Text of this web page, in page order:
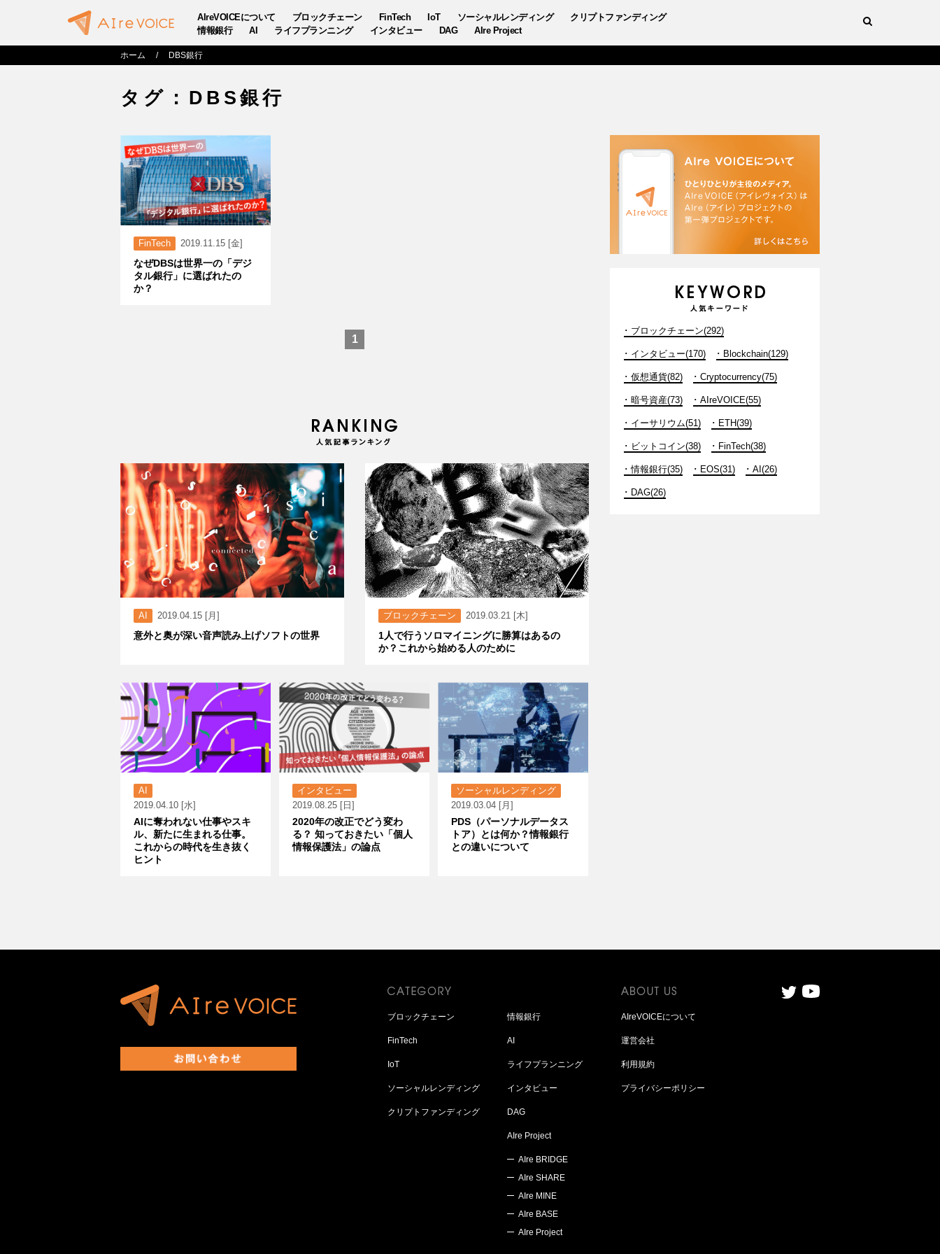
AIreVOICEについて ブロックチェーン FinTech IoT ソーシャルレンディング
クリプトファンディング
情報銀行
AI ライフプランニング インタビュー DAG AIre Project
ホーム DBS銀行
タグ：DBS銀行
FinTech 2019.11.15 [金]
なぜDBSは世界一の「デジ
タル銀行」に選ばれたの
か？
1
AI 2019.04.15 [月]
意外と奥が深い音声読み上げソフトの世界
ブロックチェーン 2019.03.21 [木]
1人で行うソロマイニングに勝算はあるの
か？これから始める人のために
AI
2019.04.10 [水]
AIに奪われない仕事やスキ
ル、新たに生まれる仕事。
これからの時代を生き抜く
ヒント
インタビュー
2019.08.25 [日]
2020年の改正でどう変わ
る？ 知っておきたい「個人
情報保護法」の論点
ソーシャルレンディング
2019.03.04 [月]
PDS（パーソナルデータス
トア）とは何か？情報銀行
との違いについて
ブロックチェーン(292)
インタビュー(170) Blockchain(129)
仮想通貨(82) Cryptocurrency(75)
暗号資産(73) AIreVOICE(55)
イーサリウム(51) ETH(39)
ビットコイン(38) FinTech(38)
情報銀行(35) EOS(31) AI(26)
DAG(26)
ブロックチェーン
FinTech
IoT
ソーシャルレンディング
クリプトファンディング
情報銀行
AI
ライフプランニング
インタビュー
DAG
AIre Project
AIre BRIDGE
AIre SHARE
AIre MINE
AIre BASE
AIre Project
AIreVOICEについて
運営会社
利用規約
プライバシーポリシー